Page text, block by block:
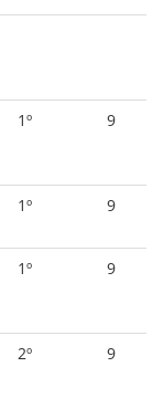
1º 9
1º 9
1º 9
2º 9